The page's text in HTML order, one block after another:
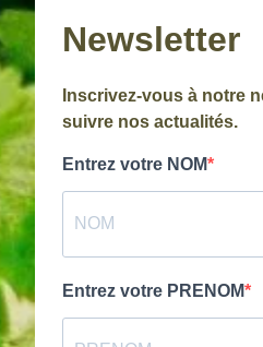
Newsletter
Inscrivez-vous à notre
suivre nos actualités.
Entrez votre NOM
Entrez votre PRENOM